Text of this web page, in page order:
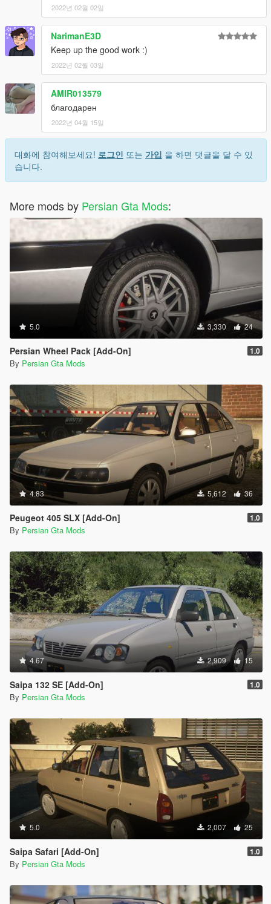
2022년 02월 02일
NarimanE3D
Keep up the good work :)
2022년 02월 03일
AMIR013579
благодарен
2022년 04월 15일
대화에 참여해보세요! 로그인 또는 가입 을 하면 댓글을 달 수 있
습니다.
More mods by Persian Gta Mods:
5.0 3,330 24
Persian Wheel Pack [Add-On] 1.0
By Persian Gta Mods
4.83 5,612 36
Peugeot 405 SLX [Add-On] 1.0
By Persian Gta Mods
4.67 2,909 15
Saipa 132 SE [Add-On] 1.0
By Persian Gta Mods
5.0 2,007 25
Saipa Safari [Add-On] 1.0
By Persian Gta Mods